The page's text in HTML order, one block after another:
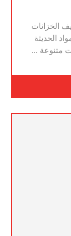
الخزانات
الحديثة
متنوعة ...